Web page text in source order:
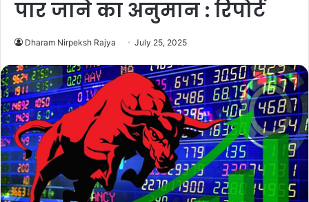
पार जाने का अनुमान : रिपोर्ट
Dharam Nirpeksh Rajya July 25, 2025